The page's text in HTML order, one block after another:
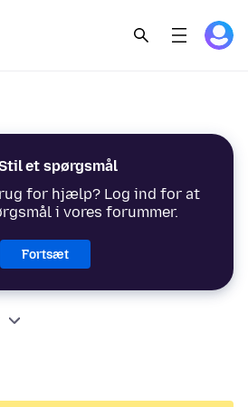
et spørgsmål
for hjælp? Log ind for at
i vores forummer.
Fortsæt